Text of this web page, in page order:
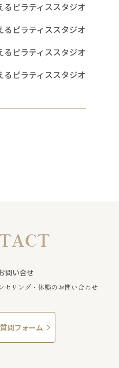
ピラティススタジオ
ピラティススタジオ
ピラティススタジオ
ピラティススタジオ
問い合せ
セリング・体験のお問い合わせ
問フォーム